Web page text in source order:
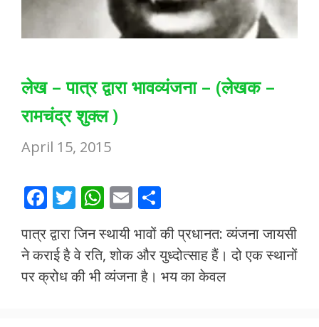
लेख – पात्र द्वारा भावव्यंजना – (लेखक –
रामचंद्र शुक्ल )
April 15, 2015
F
e
b
o
T
w
itt
er
W
at
s
A
E
m
ai
l
h
ar
e
पात्र द्वारा जिन स्थायी भावों की प्रधानत: व्यंजना जायसी
ने कराई है वे रति, शोक और युध्दोत्साह हैं। दो एक स्थानों
पर क्रोध की भी व्यंजना है। भय का केवल